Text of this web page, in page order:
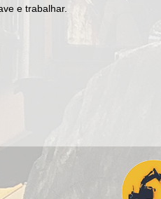
e trabalhar.